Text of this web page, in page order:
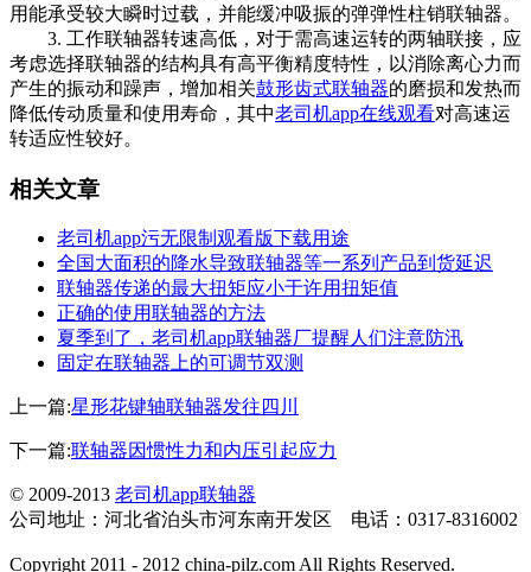
用能承受较大瞬时过载，并能缓冲吸振的弹弹性柱销联轴器。
3. 工作联轴器转速高低，对于需高速运转的两轴联接，应
考虑选择联轴器的结构具有高平衡精度特性，以消除离心力而
产生的振动和躁声，增加相关鼓形齿式联轴器的磨损和发热而
降低传动质量和使用寿命，其中老司机app在线观看对高速运
转适应性较好。
相关文章
老司机app污无限制观看版下载用途
全国大面积的降水导致联轴器等一系列产品到货延迟
联轴器传递的最大扭矩应小于许用扭矩值
正确的使用联轴器的方法
夏季到了，老司机app联轴器厂提醒人们注意防汛
固定在联轴器上的可调节双测
上一篇:星形花键轴联轴器发往四川
下一篇:联轴器因惯性力和内压引起应力
© 2009-2013 老司机app联轴器
公司地址：河北省泊头市河东南开发区 电话：0317-8316002
Copyright 2011 - 2012 china-pilz.com All Rights Reserved.